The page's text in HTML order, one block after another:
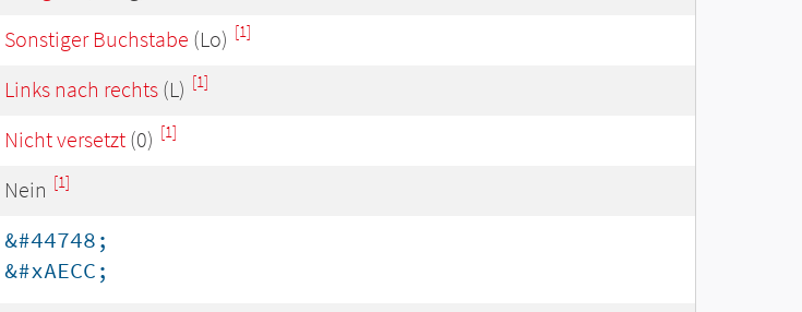
Sonstiger Buchstabe (Lo) [1]
Links nach rechts (L) [1]
Nicht versetzt (0) [1]
Nein [1]
&#44748;
&#xAECC;